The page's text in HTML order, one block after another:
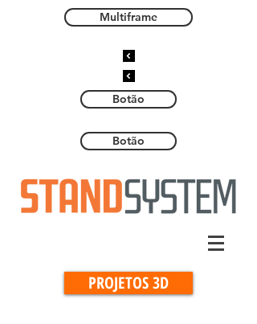
Multiframe
Botão
Botão
PROJETOS 3D